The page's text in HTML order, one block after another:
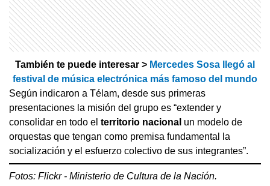
También te puede interesar > Mercedes Sosa llegó al
festival de música electrónica más famoso del mundo
Según indicaron a Télam, desde sus primeras
presentaciones la misión del grupo es “extender y
consolidar en todo el territorio nacional un modelo de
orquestas que tengan como premisa fundamental la
socialización y el esfuerzo colectivo de sus integrantes”.
Fotos: Flickr - Ministerio de Cultura de la Nación.